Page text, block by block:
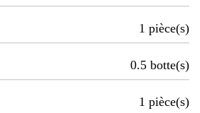
1 pièce(s)
0.5 botte(s)
1 pièce(s)